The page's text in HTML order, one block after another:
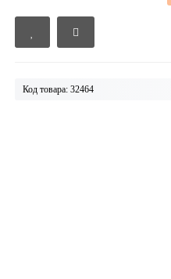
Код товара: 32464